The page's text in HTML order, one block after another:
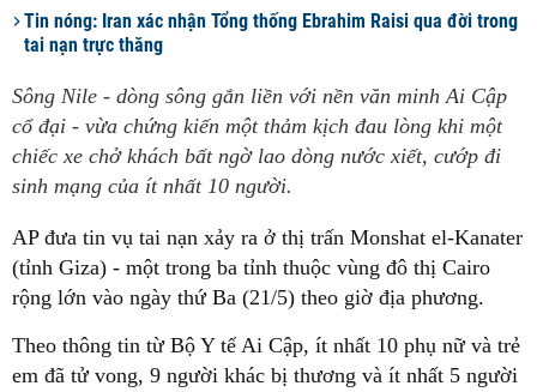
Tin nóng: Iran xác nhận Tổng thống Ebrahim Raisi qua đời trong
tai nạn trực thăng
Sông Nile - dòng sông gắn liền với nền văn minh Ai Cập
cổ đại - vừa chứng kiến một thảm kịch đau lòng khi một
chiếc xe chở khách bất ngờ lao dòng nước xiết, cướp đi
sinh mạng của ít nhất 10 người.
AP đưa tin vụ tai nạn xảy ra ở thị trấn Monshat el-Kanater
(tỉnh Giza) - một trong ba tỉnh thuộc vùng đô thị Cairo
rộng lớn vào ngày thứ Ba (21/5) theo giờ địa phương.
Theo thông tin từ Bộ Y tế Ai Cập, ít nhất 10 phụ nữ và trẻ
em đã tử vong, 9 người khác bị thương và ít nhất 5 người